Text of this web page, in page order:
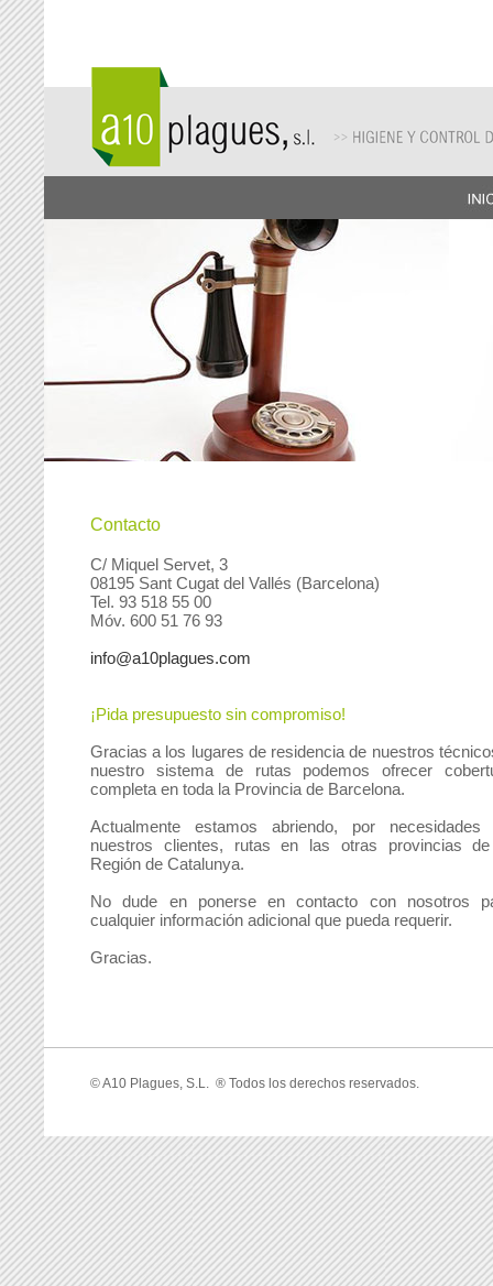
Contacto
C/ Miquel Servet, 3
08195 Sant Cugat del Vallés (Barcelona)
Tel. 93 518 55 00
Móv. 600 51 76 93
info@a10plagues.com
¡Pida presupuesto sin compromiso!
Gracias a los lugares de residencia de nuestros
nuestro sistema de rutas podemos ofrecer
completa en toda la Provincia de Barcelona.
Actualmente estamos abriendo, por necesidades
nuestros clientes, rutas en las otras provincias
Región de Catalunya.
No dude en ponerse en contacto con nosotros
cualquier información adicional que pueda requerir.
Gracias.
©A10 Plagues, S.L. ® Todos los derechos reservados.